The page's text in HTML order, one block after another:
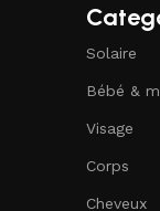
Solaire
Bébé &
Visage
Corps
Cheveux